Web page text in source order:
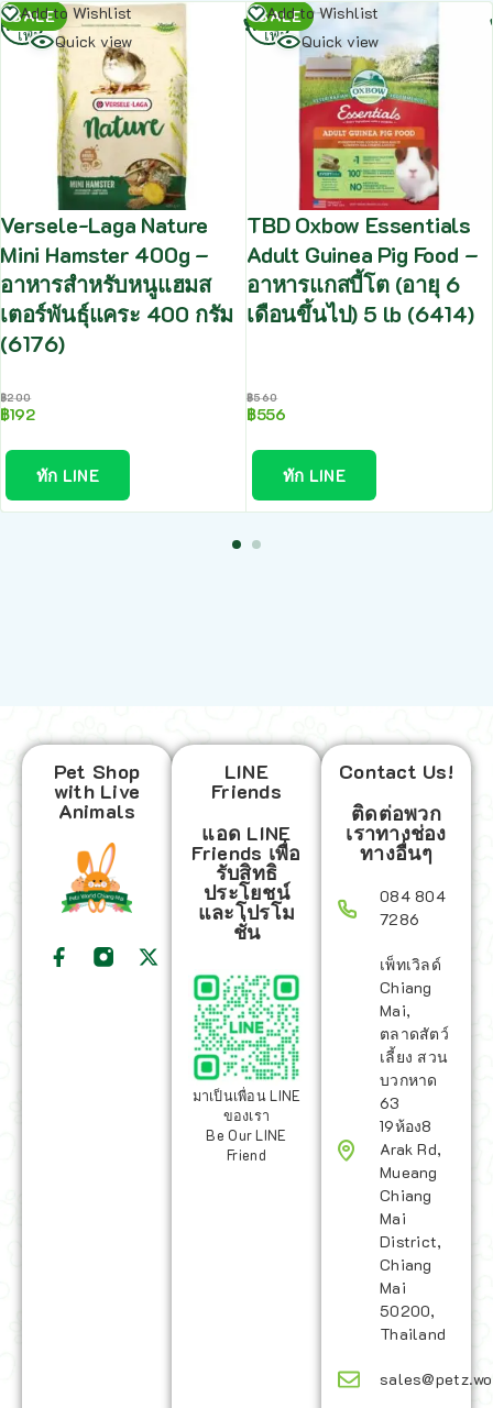
SALE
Add to Wishlist
Quick view
Versele-Laga Nature
Mini Hamster 400g –
อาหารสำหรับหนูแฮมส
เตอร์พันธุ์แคระ 400 กรัม
(6176)
฿200
฿192
ทัก LINE
อ่าน
เพิ่ม
SALE
Add to Wishlist
Quick view
TBD Oxbow Essentials
Adult Guinea Pig Food –
อาหารแกสบี้โต (อายุ 6
เดือนขึ้นไป) 5 lb (6414)
฿560
฿556
ทัก LINE
อ่าน
เพิ่ม
Pet Shop
with Live
Animals
LINE
Friends
แอด LINE
Friends เพื่อ
รับสิทธิ
ประโยชน์
และโปรโม
ชั่น
มาเป็นเพื่อน LINE
ของเรา
Be Our LINE
Friend
Contact Us!
ติดต่อพวก
เราทางช่อง
ทางอื่นๆ
084 804
7286
เพ็ทเวิลด์
Chiang
Mai,
ตลาดสัตว์
เลี้ยง สวน
บวกหาด
63
19ห้อง8
Arak Rd,
Mueang
Chiang
Mai
District,
Chiang
Mai
50200,
Thailand